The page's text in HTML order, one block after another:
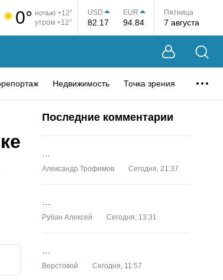
0° ночью +12°
утром +12°
USD
82.17
EUR
94.84
Пятница
7 августа
Недвижимость Точка зрения
Последние комментарии
Александр Трофимов Сегодня, 21:37
Рубан Алексей Сегодня, 13:31
Верстовой Сегодня, 11:57